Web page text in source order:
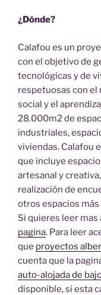
¿Dónde?
Calafou es un
con el objetivo de
tecnológicas y de
respetuosas con
social y el
28.000m2 de
industriales,
viviendas. Calafou
que incluye
artesanal y
realización de
otros espacios
Si quieres leer mas
pagina. Para leer
que proyectos
cuenta que la
auto-alojada de
disponible, si esta